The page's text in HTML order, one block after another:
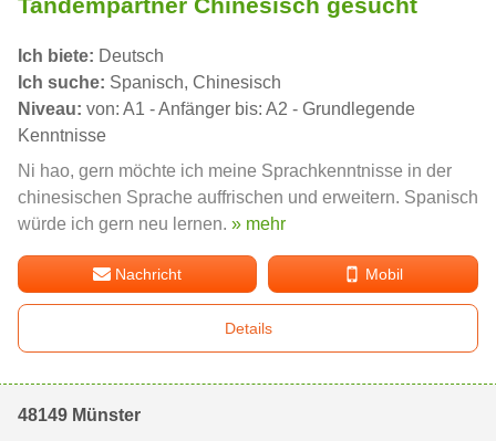
Ich biete: Deutsch
Ich suche: Spanisch, Chinesisch
Niveau: von: A1 - Anfänger bis: A2 - Grundlegende
Kenntnisse
Ni hao, gern möchte ich meine Sprachkenntnisse in der
chinesischen Sprache auffrischen und erweitern. Spanisch
würde ich gern neu lernen. » mehr
Nachricht Mobil
Details
48149 Münster